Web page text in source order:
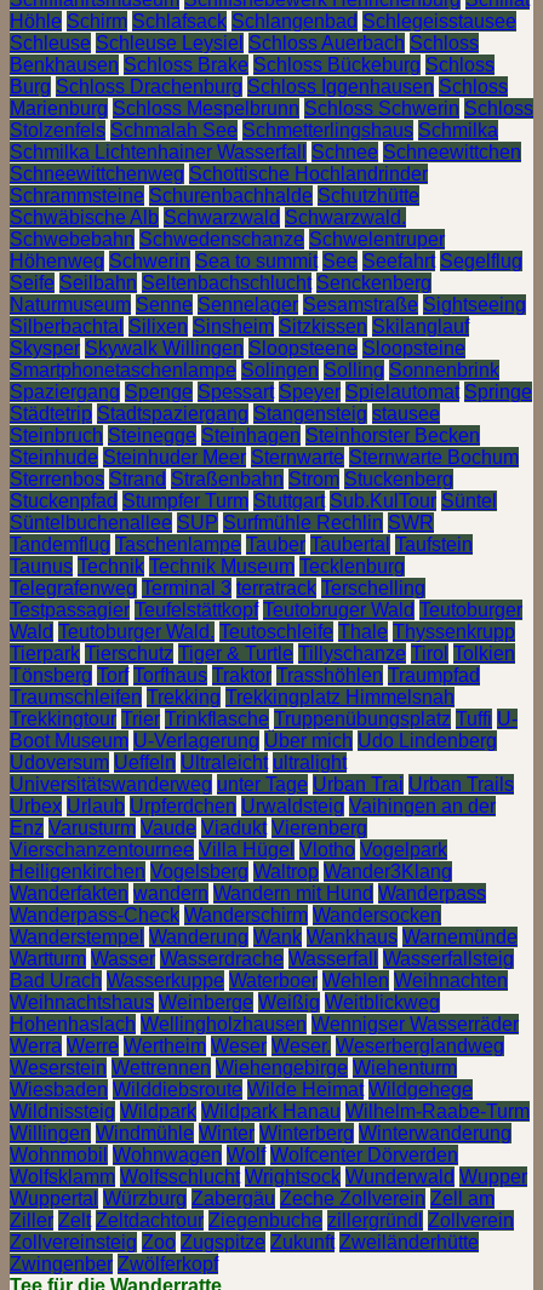
Höhle Schirm Schlafsack Schlangenbad Schlegeisstausee
Schleuse Schleuse Leysiel Schloss Auerbach Schloss
Benkhausen Schloss Brake Schloss Bückeburg Schloss
Burg Schloss Drachenburg Schloss Iggenhausen Schloss
Marienburg Schloss Mespelbrunn Schloss Schwerin Schloss
Stolzenfels Schmalah See Schmetterlingshaus Schmilka
Schmilka Lichtenhainer Wasserfall
Schnee Schneewittchen
Schneewittchenweg Schottische Hochlandrinder
Schrammsteine Schurenbachhalde Schutzhütte
Schwäbische Alb Schwarzwald Schwarzwald.
Schwebebahn Schwedenschanze Schwelentruper
Höhenweg Schwerin Sea to summit See Seefahrt Segelflug
Seife Seilbahn Seltenbachschlucht Senckenberg
Naturmuseum Senne Sennelager Sesamstraße Sightseeing
Silberbachtal Silixen Sinsheim Sitzkissen Skilanglauf
Skysper Skywalk Willingen Sloopsteene Sloopsteine
Smartphonetaschenlampe Solingen Solling Sonnenbrink
Spaziergang Spenge Spessart Speyer Spielautomat Springe
Städtetrip Stadtspaziergang Stangensteig stausee
Steinbruch Steinegge Steinhagen Steinhorster Becken
Steinhude Steinhuder Meer Sternwarte Sternwarte Bochum
Sterrenbos Strand Straßenbahn Strom Stuckenberg
Stuckenpfad Stumpfer Turm Stuttgart Sub.KulTour Süntel
Süntelbuchenallee SUP Surfmühle Rechlin SWR
Tandemflug Taschenlampe Tauber Taubertal Taufstein
Taunus Technik Technik Museum Tecklenburg
Telegrafenweg Terminal 3 terratrack Terschelling
Testpassagier Teufelstättkopf Teutobruger Wald Teutoburger
Wald Teutoburger Wald. Teutoschleife Thale Thyssenkrupp
Tierpark Tierschutz Tiger & Turtle Tillyschanze Tirol Tolkien
Tönsberg Torf Torfhaus Traktor Trasshöhlen Traumpfad
Traumschleifen Trekking Trekkingplatz Himmelsnah
Trekkingtour Trier Trinkflasche Truppenübungsplatz Tuffi U-
Boot Museum U-Verlagerung Über mich Udo Lindenberg
Udoversum Ueffeln Ultraleicht ultralight
Universitätswanderweg unter Tage Urban Trai Urban Trails
Urbex Urlaub Urpferdchen Urwaldsteig Vaihingen an der
Enz Varusturm Vaude Viadukt Vierenberg
Vierschanzentournee Villa Hügel Vlotho Vogelpark
Heiligenkirchen Vogelsberg Waltrop Wander3Klang
Wanderfakten wandern Wandern mit Hund Wanderpass
Wanderpass-Check Wanderschirm Wandersocken
Wanderstempel Wanderung Wank Wankhaus Warnemünde
Wartturm Wasser Wasserdrache Wasserfall
Wasserfallsteig
Bad Urach Wasserkuppe Waterboer Wehlen Weihnachten
Weihnachtshaus Weinberge Weißig Weitblickweg
Hohenhaslach Wellingholzhausen Wennigser Wasserräder
Werra Werre Wertheim Weser Weser. Weserberglandweg
Weserstein Wettrennen Wiehengebirge Wiehenturm
Wiesbaden Wilddiebsroute Wilde Heimat Wildgehege
Wildnissteig Wildpark Wildpark Hanau Wilhelm-Raabe-Turm
Willingen Windmühle Winter Winterberg Winterwanderung
Wohnmobil Wohnwagen Wolf Wolfcenter Dörverden
Wolfsklamm Wolfsschlucht Wrightsock Wunderwald Wupper
Wuppertal Würzburg Zabergäu Zeche Zollverein Zell am
Ziller Zelt Zeltdachtour Ziegenbuche zillergründl Zollverein
Zollvereinsteig Zoo Zugspitze Zukunft Zweiländerhütte
Zwingenber Zwölferkopf